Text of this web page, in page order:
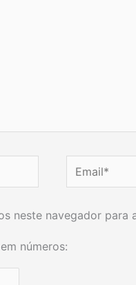
Email*
neste navegador para
números: